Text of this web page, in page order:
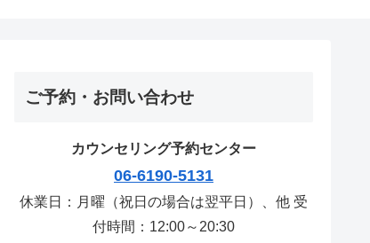
ご予約・お問い合わせ
カウンセリング予約センター
06-6190-5131
休業日：月曜（祝日の場合は翌平日）、他 受
付時間：12:00～20:30